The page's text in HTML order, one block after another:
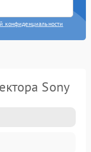
конфиденциальности
Sony